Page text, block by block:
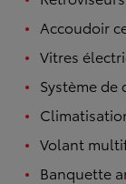
Accoudoir
Vitres
Système de
Volant
Banquette